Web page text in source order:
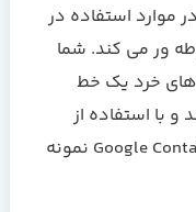
موارد استفاده در
ور می کند. شما
خرد یک خط
و با استفاده از
Kubernetes ، Docker و Google Container Engine نمونه